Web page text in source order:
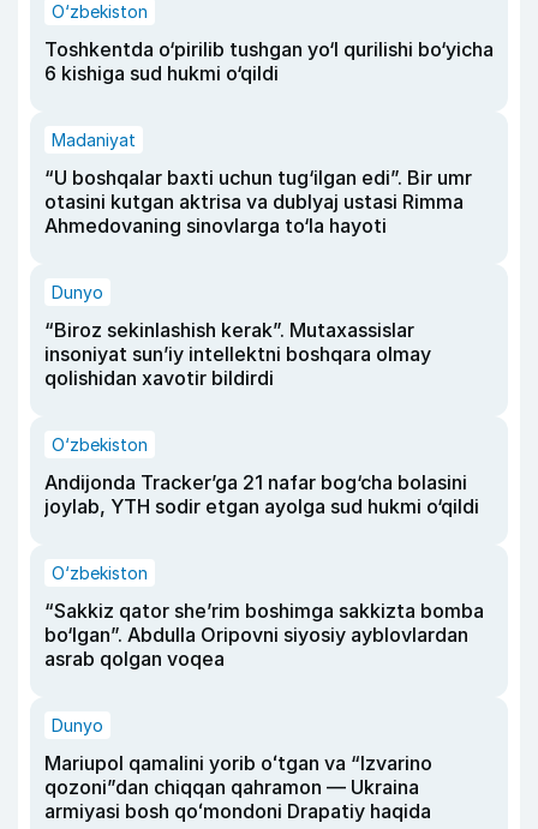
O‘zbekiston
Toshkentda o‘pirilib tushgan yo‘l qurilishi bo‘yicha
6 kishiga sud hukmi o‘qildi
Madaniyat
“U boshqalar baxti uchun tug‘ilgan edi”. Bir umr
otasini kutgan aktrisa va dublyaj ustasi Rimma
Ahmedovaning sinovlarga to‘la hayoti
Dunyo
“Biroz sekinlashish kerak”. Mutaxassislar
insoniyat sun’iy intellektni boshqara olmay
qolishidan xavotir bildirdi
O‘zbekiston
Andijonda Tracker’ga 21 nafar bog‘cha bolasini
joylab, YTH sodir etgan ayolga sud hukmi o‘qildi
O‘zbekiston
“Sakkiz qator she’rim boshimga sakkizta bomba
bo‘lgan”. Abdulla Oripovni siyosiy ayblovlardan
asrab qolgan voqea
Dunyo
Mariupol qamalini yorib oʻtgan va “Izvarino
qozoni”dan chiqqan qahramon — Ukraina
armiyasi bosh qoʻmondoni Drapatiy haqida